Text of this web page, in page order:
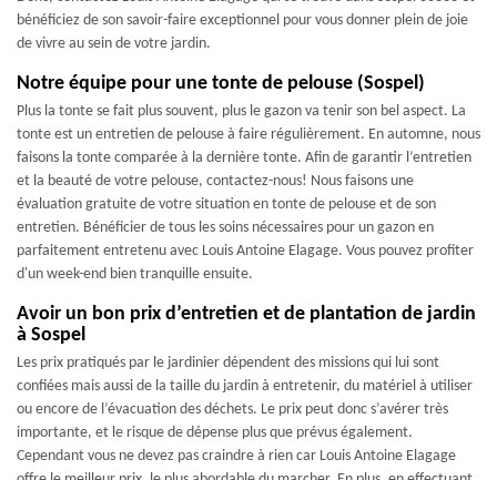
bénéficiez de son savoir-faire exceptionnel pour vous donner plein de joie
de vivre au sein de votre jardin.
Notre équipe pour une tonte de pelouse (Sospel)
Plus la tonte se fait plus souvent, plus le gazon va tenir son bel aspect. La
tonte est un entretien de pelouse à faire régulièrement. En automne, nous
faisons la tonte comparée à la dernière tonte. Afin de garantir l’entretien
et la beauté de votre pelouse, contactez-nous! Nous faisons une
évaluation gratuite de votre situation en tonte de pelouse et de son
entretien. Bénéficier de tous les soins nécessaires pour un gazon en
parfaitement entretenu avec Louis Antoine Elagage. Vous pouvez profiter
d'un week-end bien tranquille ensuite.
Avoir un bon prix d’entretien et de plantation de jardin
à Sospel
Les prix pratiqués par le jardinier dépendent des missions qui lui sont
confiées mais aussi de la taille du jardin à entretenir, du matériel à utiliser
ou encore de l’évacuation des déchets. Le prix peut donc s’avérer très
importante, et le risque de dépense plus que prévus également.
Cependant vous ne devez pas craindre à rien car Louis Antoine Elagage